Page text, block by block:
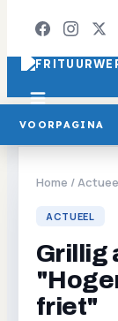
VOORPAGINA
Home /
ACTUEEL
Grillig
friet"